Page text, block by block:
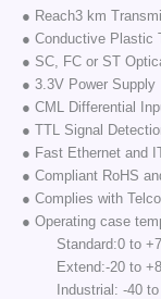
● Reach3 km
● Conductive Plastic
● SC, FC or ST
● 3.3V Power Supply
● CML Differential
● TTL Signal
● Fast Ethernet and
● Compliant RoHS
● Complies with
● Operating case
Standard:0 to
Extend:-20 to
Industrial: -40 to